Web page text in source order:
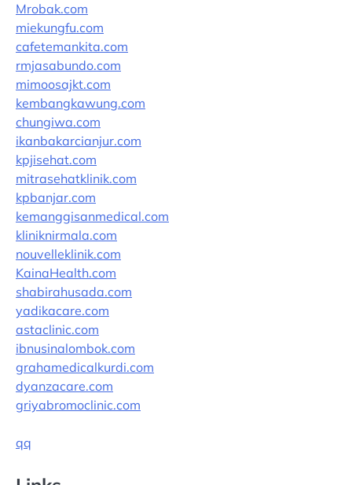
Mrobak.com
miekungfu.com
cafetemankita.com
rmjasabundo.com
mimoosajkt.com
kembangkawung.com
chungiwa.com
ikanbakarcianjur.com
kpjisehat.com
mitrasehatklinik.com
kpbanjar.com
kemanggisanmedical.com
kliniknirmala.com
nouvelleklinik.com
KainaHealth.com
shabirahusada.com
yadikacare.com
astaclinic.com
ibnusinalombok.com
grahamedicalkurdi.com
dyanzacare.com
griyabromoclinic.com
qq